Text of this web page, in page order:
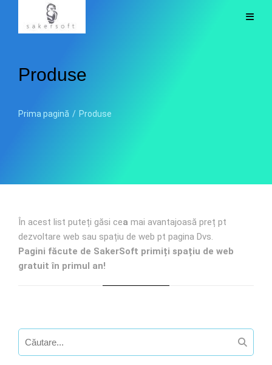
Produse
Prima pagină / Produse
În acest list puteți găsi cea mai avantajoasă preț pt
dezvoltare web sau spațiu de web pt pagina Dvs.
Pagini făcute de SakerSoft primiți spațiu de web
gratuit în primul an!